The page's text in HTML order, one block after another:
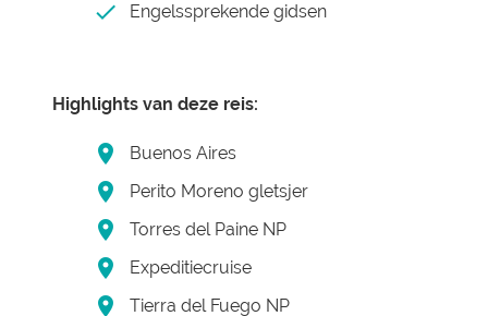
Engelssprekende gidsen
Highlights van deze reis:
Buenos Aires
Perito Moreno gletsjer
Torres del Paine NP
Expeditiecruise
Tierra del Fuego NP